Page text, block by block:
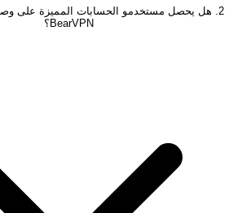
2. هل يحصل مستخدمو الحسابات المميزة على
BearVPN؟